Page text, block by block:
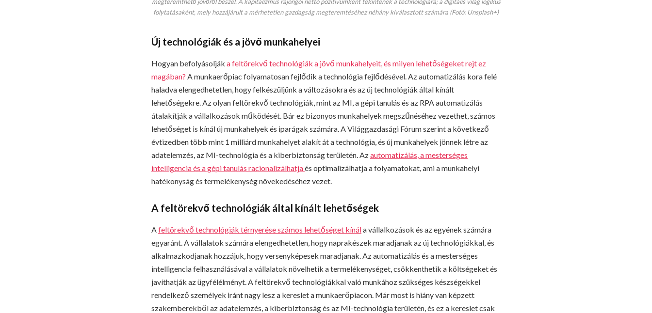
folytatásaként, mely hozzájárult a mérhetetlen gazdagság megteremtéséhez néhány kiválasztott számára (Fotó: Unsplash+)
Új technológiák és a jövő munkahelyei
Hogyan befolyásolják a feltörekvő technológiák a jövő munkahelyeit, és milyen lehetőségeket rejt ez
magában? A munkaerőpiac folyamatosan fejlődik a technológia fejlődésével. Az automatizálás kora felé
haladva elengedhetetlen, hogy felkészüljünk a változásokra és az új technológiák által kínált
lehetőségekre. Az olyan feltörekvő technológiák, mint az MI, a gépi tanulás és az RPA automatizálás
átalakítják a vállalkozások működését. Bár ez bizonyos munkahelyek megszűnéséhez vezethet, számos
lehetőséget is kínál új munkahelyek és iparágak számára. A Világgazdasági Fórum szerint a következő
évtizedben több mint 1 milliárd munkahelyet alakít át a technológia, és új munkahelyek jönnek létre az
adatelemzés, az MI-technológia és a kiberbiztonság területén. Azautomatizálás, a mesterséges
intelligencia és a gépi tanulás racionalizálhatjaés optimalizálhatja a folyamatokat, ami a munkahelyi
hatékonyság és termelékenység növekedéséhez vezet.
A feltörekvő technológiák által kínált lehetőségek
A feltörekvő technológiák térnyerése számos lehetőséget kínála vállalkozások és az egyének számára
egyaránt. A vállalatok számára elengedhetetlen, hogy naprakészek maradjanak az új technológiákkal, és
alkalmazkodjanak hozzájuk, hogy versenyképesek maradjanak. Az automatizálás és a mesterséges
intelligencia felhasználásával a vállalatok növelhetik a termelékenységet, csökkenthetik a költségeket és
javíthatják az ügyfélélményt. A feltörekvő technológiákkal való munkához szükséges készségekkel
rendelkező személyek iránt nagy lesz a kereslet a munkaerőpiacon. Már most is hiány van képzett
szakemberekből az adatelemzés, a kiberbiztonság és az MI-technológia területén, és ez a kereslet csak